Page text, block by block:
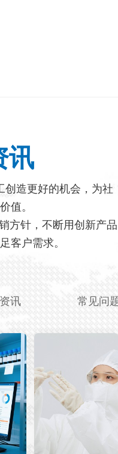
讯
创造更好的机会，为社
值。
方针，不断用创新产品
客户需求。
讯 常见问